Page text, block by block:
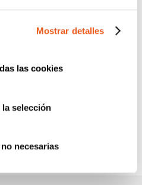
Mostrar detalles
las cookies
selección
necesarias